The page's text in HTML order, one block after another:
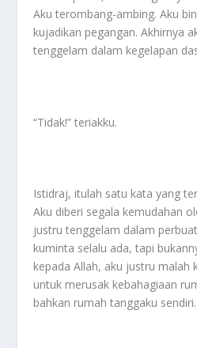
Aku terombang-ambing. Aku
kujadikan pegangan. Akhirnya
tenggelam dalam kegelapan
“Tidak!” teriakku.
Istidraj, itulah satu kata yang
Aku diberi segala kemudahan
justru tenggelam dalam
kuminta selalu ada, tapi
kepada Allah, aku justru malah
untuk merusak kebahagiaan
bahkan rumah tanggaku sendiri.